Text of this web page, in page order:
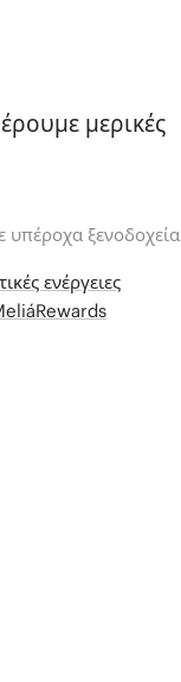
μερικές
υπέροχα ξενοδοχεία
ενέργειες